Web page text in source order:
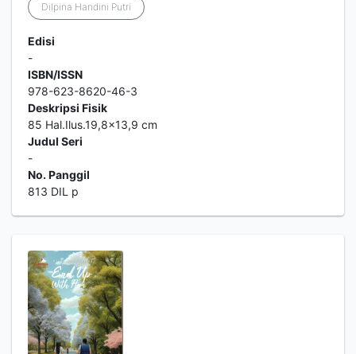
Dilpina Handini Putri
Edisi
-
ISBN/ISSN
978-623-8620-46-3
Deskripsi Fisik
85 Hal.Ilus.19,8x13,9 cm
Judul Seri
-
No. Panggil
813 DIL p